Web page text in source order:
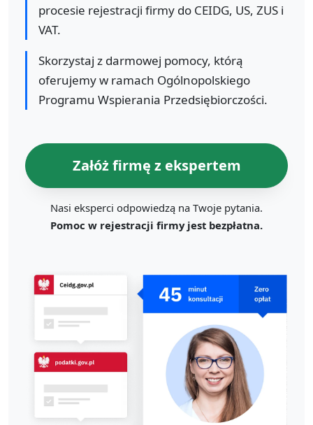
procesie rejestracji firmy do CEIDG, US, ZUS i
VAT.
Skorzystaj z darmowej pomocy, którą
oferujemy w ramach Ogólnopolskiego
Programu Wspierania Przedsiębiorczości.
Załóż firmę z ekspertem
Nasi eksperci odpowiedzą na Twoje pytania.
Pomoc w rejestracji firmy jest bezpłatna.